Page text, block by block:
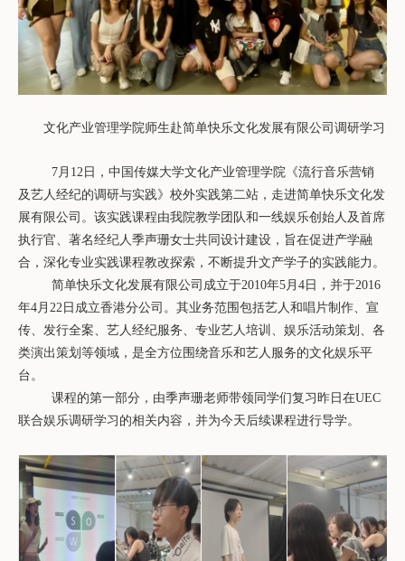
文化产业管理学院师生赴简单快乐文化发展有限公司调研学习
7 月 12 日，中国传媒大学文化产业管理学院《流行音乐营销
及艺人经纪的调研与实践》校外实践第二站，走进简单快乐文化发
展有限公司。该实践课程由我院教学团队和一线娱乐创始人及首席
执行官、著名经纪人季声珊女士共同设计建设，旨在促进产学融
合，深化专业实践课程教改探索，不断提升文产学子的实践能力。
简单快乐文化发展有限公司成立于2010年5 月4日，并于2016
年4 月 22 日成立香港分公司。其业务范围包括艺人和唱片制作、宣
传、发行全案、艺人经纪服务、专业艺人培训、娱乐活动策划、各
类演出策划等领域，是全方位围绕音乐和艺人服务的文化娱乐平
台。
课程的第一部分，由季声珊老师带领同学们复习昨日在UEC
联合娱乐调研学习的相关内容，并为今天后续课程进行导学。